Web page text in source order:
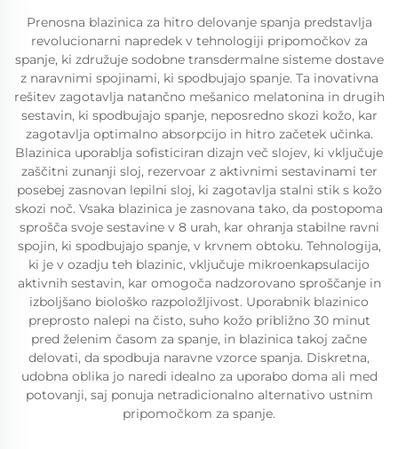
Prenosna blazinica za hitro delovanje spanja predstavlja
revolucionarni napredek v tehnologiji pripomočkov za
spanje, ki združuje sodobne transdermalne sisteme dostave
z naravnimi spojinami, ki spodbujajo spanje. Ta inovativna
rešitev zagotavlja natančno mešanico melatonina in drugih
sestavin, ki spodbujajo spanje, neposredno skozi kožo, kar
zagotavlja optimalno absorpcijo in hitro začetek učinka.
Blazinica uporablja sofisticiran dizajn več slojev, ki vključuje
zaščitni zunanji sloj, rezervoar z aktivnimi sestavinami ter
posebej zasnovan lepilni sloj, ki zagotavlja stalni stik s kožo
skozi noč. Vsaka blazinica je zasnovana tako, da postopoma
sprošča svoje sestavine v 8 urah, kar ohranja stabilne ravni
spojin, ki spodbujajo spanje, v krvnem obtoku. Tehnologija,
ki je v ozadju teh blazinic, vključuje mikroenkapsulacijo
aktivnih sestavin, kar omogoča nadzorovano sproščanje in
izboljšano biološko razpoložljivost. Uporabnik blazinico
preprosto nalepi na čisto, suho kožo približno 30 minut
pred želenim časom za spanje, in blazinica takoj začne
delovati, da spodbuja naravne vzorce spanja. Diskretna,
udobna oblika jo naredi idealno za uporabo doma ali med
potovanji, saj ponuja netradicionalno alternativo ustnim
pripomočkom za spanje.